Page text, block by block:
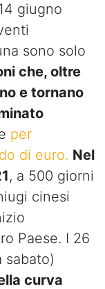
giugno
sono solo
che, oltre
e tornano
per
di euro. Nel
, a 500 giorni
cinesi
Paese. I 26
sabato)
curva